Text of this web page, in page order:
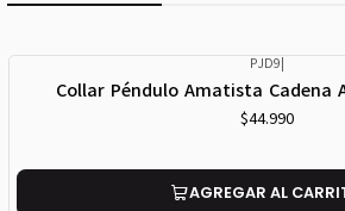
PJD9|
Collar Péndulo Amatista Cadena
$44.990
AGREGAR AL